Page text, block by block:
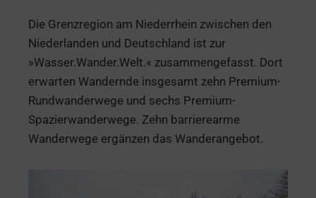
Die Grenzregion am Niederrhein zwischen den
Niederlanden und Deutschland ist zur
»Wasser.Wander.Welt.« zusammengefasst. Dort
erwarten Wandernde insgesamt zehn Premium-
Rundwanderwege und sechs Premium-
Spazierwanderwege. Zehn barrierearme
Wanderwege ergänzen das Wanderangebot.